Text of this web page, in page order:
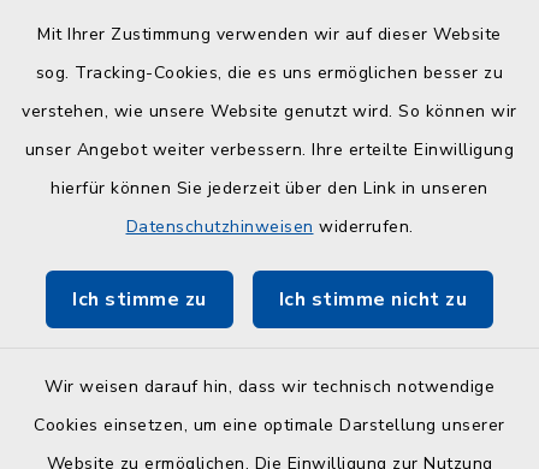
Mit Ihrer Zustimmung verwenden wir auf dieser Website
sog. Tracking-Cookies, die es uns ermöglichen besser zu
verstehen, wie unsere Website genutzt wird. So können wir
unser Angebot weiter verbessern. Ihre erteilte Einwilligung
hierfür können Sie jederzeit über den Link in unseren
Datenschutzhinweisen widerrufen.
Ich stimme zu Ich stimme nicht zu
Wir weisen darauf hin, dass wir technisch notwendige
Cookies einsetzen, um eine optimale Darstellung unserer
Website zu ermöglichen. Die Einwilligung zur Nutzung
Quicklinks
Serviceportal Schleswig-Holstein
ZuFiSH
Am Selent/Schlesen MapOne